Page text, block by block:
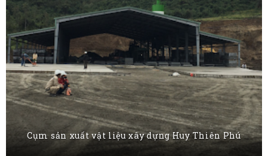
Cụm sản xuất vật liệu xây dựng Huy Thiên Phú